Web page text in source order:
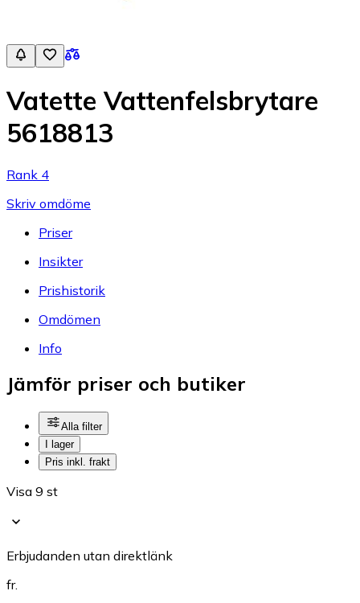
Vatette Vattenfelsbrytare
5618813
Rank 4
Skriv omdöme
Priser
Insikter
Prishistorik
Omdömen
Info
Jämför priser och butiker
Alla filter
I lager
Pris inkl. frakt
Visa 9 st
Erbjudanden utan direktlänk
fr.